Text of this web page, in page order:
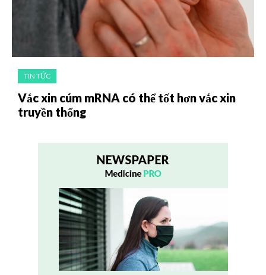
TIN TỨC
Vắc xin cúm mRNA có thể tốt hơn vắc xin
truyền thống